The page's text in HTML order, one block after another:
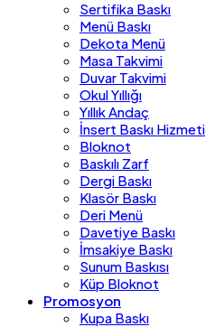
Sertifika Baskı
Menü Baskı
Dekota Menü
Masa Takvimi
Duvar Takvimi
Okul Yıllığı
Yıllık Andaç
İnsert Baskı Hizmeti
Bloknot
Baskılı Zarf
Dergi Baskı
Klasör Baskı
Deri Menü
Davetiye Baskı
İmsakiye Baskı
Sunum Baskısı
Küp Bloknot
Promosyon
Kupa Baskı